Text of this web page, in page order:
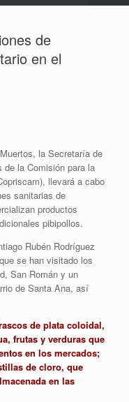
de
en el
la Secretaría de
de la Comisión para la
llevará a cabo
sanitarias de
productos
pibipollos.
Rubén Rodríguez
se han visitado los
San Román y un
de Santa Ana, así
de plata coloidal,
frutas y verduras que
en los mercados;
de cloro, que
en las